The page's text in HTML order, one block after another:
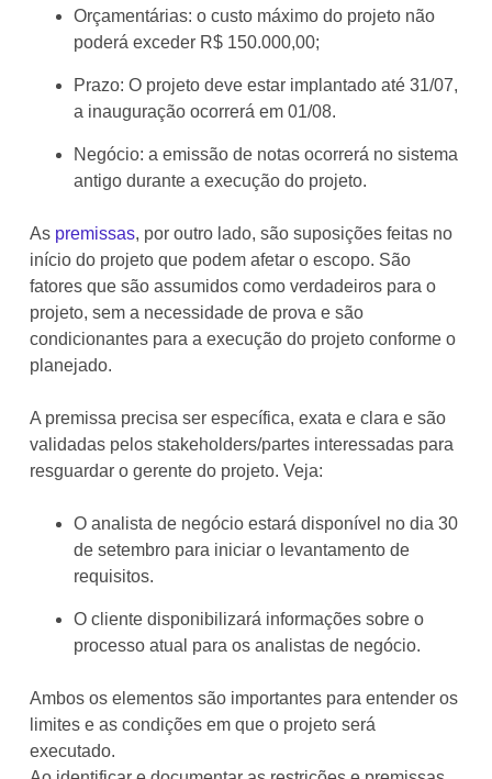
Orçamentárias: o custo máximo do projeto não
poderá exceder R$ 150.000,00;
Prazo: O projeto deve estar implantado até 31/07,
a inauguração ocorrerá em 01/08.
Negócio: a emissão de notas ocorrerá no sistema
antigo durante a execução do projeto.
As premissas, por outro lado, são suposições feitas no
início do projeto que podem afetar o escopo. São
fatores que são assumidos como verdadeiros para o
projeto, sem a necessidade de prova e são
condicionantes para a execução do projeto conforme o
planejado.
A premissa precisa ser específica, exata e clara e são
validadas pelos stakeholders/partes interessadas para
resguardar o gerente do projeto. Veja:
O analista de negócio estará disponível no dia 30
de setembro para iniciar o levantamento de
requisitos.
O cliente disponibilizará informações sobre o
processo atual para os analistas de negócio.
Ambos os elementos são importantes para entender os
limites e as condições em que o projeto será
executado.